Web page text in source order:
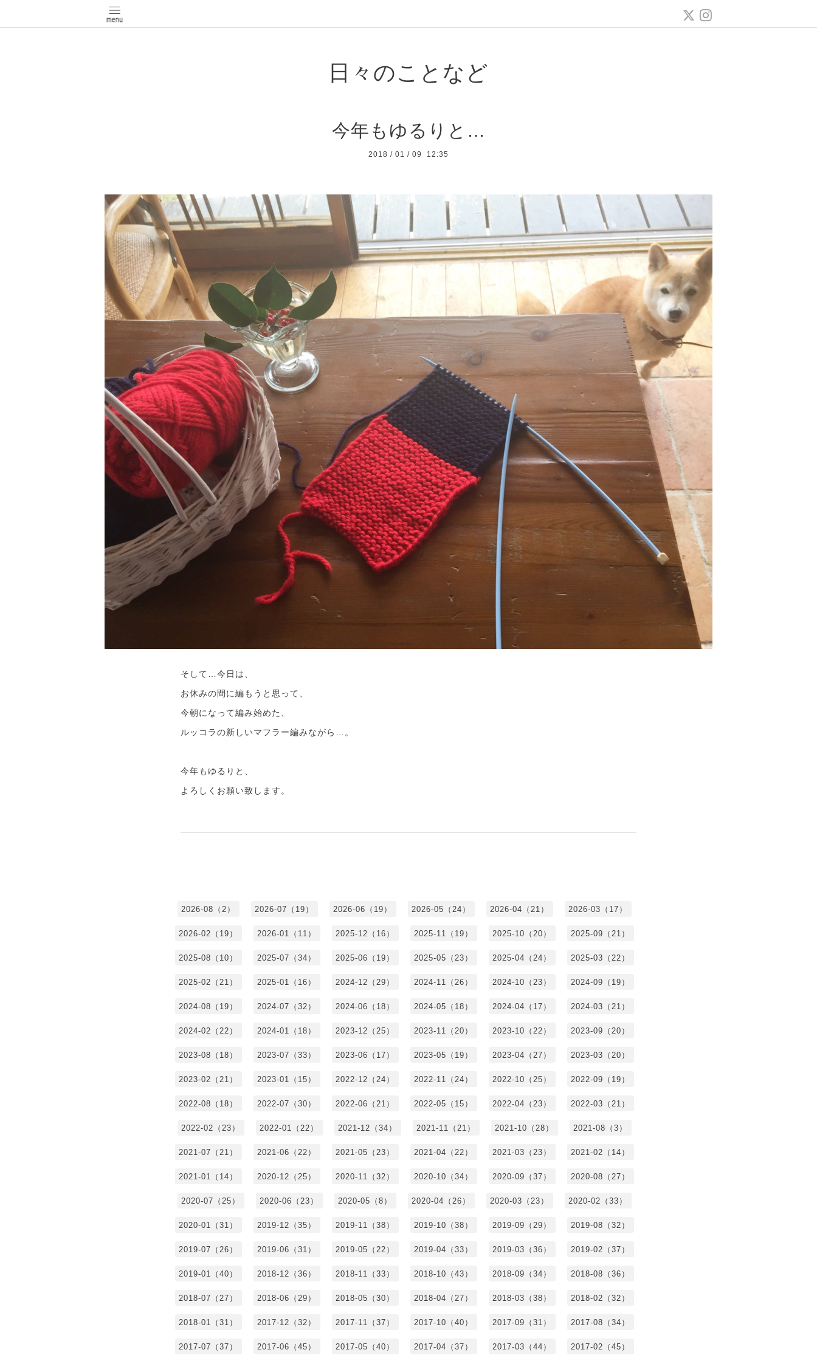
日々のことなど
今年もゆるりと…
2018 / 01 / 09 12:35
そして…今日は、
お休みの間に編もうと思って、
今朝になって編み始めた、
ルッコラの新しいマフラー編みながら…。
今年もゆるりと、
よろしくお願い致します。
2026-08（2） 2026-07（19） 2026-06（19） 2026-05（24） 2026-04（21） 2026-03（17）
2026-02（19） 2026-01（11） 2025-12（16） 2025-11（19） 2025-10（20） 2025-09（21）
2025-08（10） 2025-07（34） 2025-06（19） 2025-05（23） 2025-04（24） 2025-03（22）
2025-02（21） 2025-01（16） 2024-12（29） 2024-11（26） 2024-10（23） 2024-09（19）
2024-08（19） 2024-07（32） 2024-06（18） 2024-05（18） 2024-04（17） 2024-03（21）
2024-02（22） 2024-01（18） 2023-12（25） 2023-11（20） 2023-10（22） 2023-09（20）
2023-08（18） 2023-07（33） 2023-06（17） 2023-05（19） 2023-04（27） 2023-03（20）
2023-02（21） 2023-01（15） 2022-12（24） 2022-11（24） 2022-10（25） 2022-09（19）
2022-08（18） 2022-07（30） 2022-06（21） 2022-05（15） 2022-04（23） 2022-03（21）
2022-02（23） 2022-01（22） 2021-12（34） 2021-11（21） 2021-10（28） 2021-08（3）
2021-07（21） 2021-06（22） 2021-05（23） 2021-04（22） 2021-03（23） 2021-02（14）
2021-01（14） 2020-12（25） 2020-11（32） 2020-10（34） 2020-09（37） 2020-08（27）
2020-07（25） 2020-06（23） 2020-05（8） 2020-04（26） 2020-03（23） 2020-02（33）
2020-01（31） 2019-12（35） 2019-11（38） 2019-10（38） 2019-09（29） 2019-08（32）
2019-07（26） 2019-06（31） 2019-05（22） 2019-04（33） 2019-03（36） 2019-02（37）
2019-01（40） 2018-12（36） 2018-11（33） 2018-10（43） 2018-09（34） 2018-08（36）
2018-07（27） 2018-06（29） 2018-05（30） 2018-04（27） 2018-03（38） 2018-02（32）
2018-01（31） 2017-12（32） 2017-11（37） 2017-10（40） 2017-09（31） 2017-08（34）
2017-07（37） 2017-06（45） 2017-05（40） 2017-04（37） 2017-03（44） 2017-02（45）